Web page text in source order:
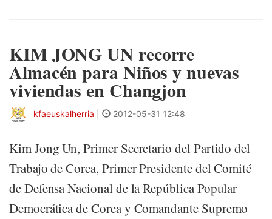
KIM JONG UN recorre
Almacén para Niños y nuevas
viviendas en Changjon
kfaeuskalherria 2012-05-31 12:48
Kim Jong Un, Primer Secretario del Partido del
Trabajo de Corea, Primer Presidente del Comité
de Defensa Nacional de la República Popular
Democrática de Corea y Comandante Supremo